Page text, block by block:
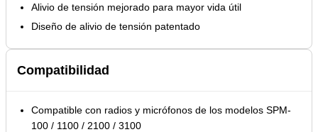
Alivio de tensión mejorado para mayor vida útil
Diseño de alivio de tensión patentado
Compatibilidad
Compatible con radios y micrófonos de los modelos SPM-
100 / 1100 / 2100 / 3100